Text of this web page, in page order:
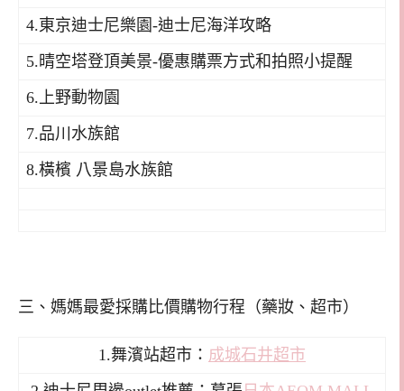
4.東京迪士尼樂園-迪士尼海洋攻略
5.晴空塔登頂美景-優惠購票方式和拍照小提醒
6.上野動物園
7.品川水族館
8.橫檳 八景島水族館
三、媽媽最愛採購比價購物行程（藥妝、超市）
1.舞濱站超市： 成城石井超市